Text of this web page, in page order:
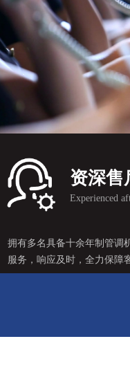
，有效提升设备
流程自动化作业，支持连
管理效率与产出节奏。
资深售后团队
after-sales team
资深售
Experienced
拥有多名具备十余年制管调
服务，响应及时，全力保障